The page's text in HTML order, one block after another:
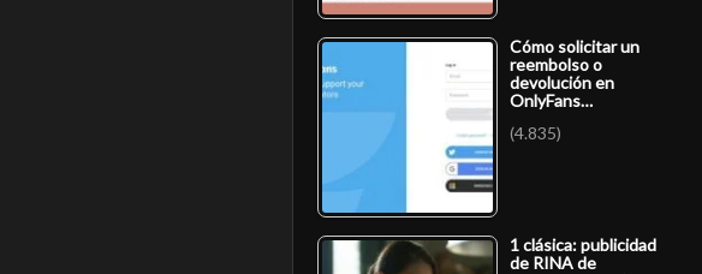
Cómo solicitar un
reembolso o
devolución en
OnlyFans…
(4.835)
1 clásica: publicidad
de RINA de